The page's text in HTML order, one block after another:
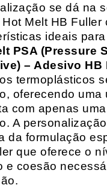
se dá na
Melt HB Fuller
ideais
PSA (Pressure
– Adesivo HB
termoplásticos
oferecendo uma
com apenas
A
da formulação
que oferece o
e coesão